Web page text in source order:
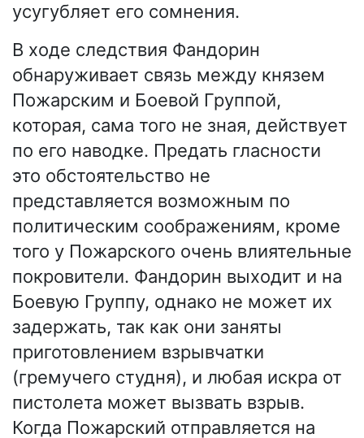
усугубляет его сомнения.
В ходе следствия Фандорин
обнаруживает связь между князем
Пожарским и Боевой Группой,
которая, сама того не зная, действует
по его наводке. Предать гласности
это обстоятельство не
представляется возможным по
политическим соображениям, кроме
того у Пожарского очень влиятельные
покровители. Фандорин выходит и на
Боевую Группу, однако не может их
задержать, так как они заняты
приготовлением взрывчатки
(гремучего студня), и любая искра от
пистолета может вызвать взрыв.
Когда Пожарский отправляется на